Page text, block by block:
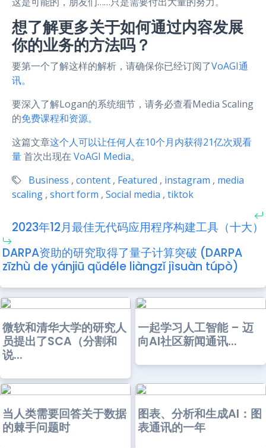
想了解更多关于如何通过内容发展
你的业务的方法吗？
要第一个了解这样的解析，请确保你已经订阅了VoAGI通
讯。
要深入了解Logan的系统细节，请务必查看Media Scaling
的免费课程和资源。
这篇文章这个人可以让任何人在10个月内获得21亿次观看
量首次出现在 VoAGI Media。
Business , content , Featured , instagram , media
scaling , short form , Social media , tiktok
2023年12月最佳无代码应用程序构建工具（十大）
DARPA资助的研究取得了量子计算突破 (DARPA
zīzhù de yánjiū qǔdéle liàngzǐ jìsuàn túpò)
微软和清华大学的研究人
员提出了SCA（分割和
说...
一起学习人工智能 – 迈
向AI社区新闻通讯...
当人类需要回答关于数据
的棘手问题时
图表、分析和生成AI：图
表通讯的一年